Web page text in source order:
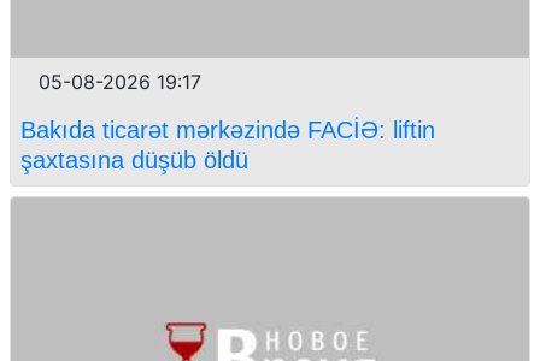
05-08-2026 19:17
Bakıda ticarət mərkəzində FACİƏ: liftin
şaxtasına düşüb öldü